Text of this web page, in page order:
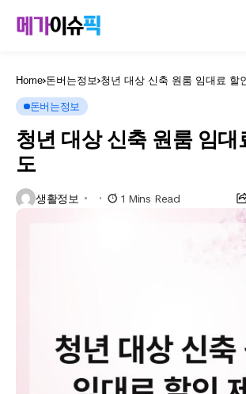
Home 돈버는정보 청년 대상 신축 원룸 임대료 할
돈버는정보
청년 대상 신축 원룸 임대
도
생활정보 1 Mins Read